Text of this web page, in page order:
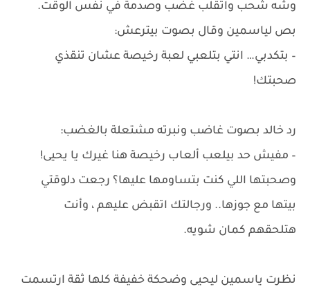
وشه شحب واتقلب غضب وصدمة في نفس الوقت.
بص لياسمين وقال بصوت بيترعش:
– بتكدبي… انتي بتلعبي لعبة رخيصة عشان تنقذي
صحبتك!
رد خالد بصوت غاضب ونبرته مشتعلة بالغضب:
– مفيش حد بيلعب ألعاب رخيصة هنا غيرك يا يحيى!
وصحبتها اللي كنت بتساومها عليها؟ رجعت دلوقتي
بيتها مع جوزها.. ورجالتك اتقبض عليهم ، وأنت
هتلحقهم كمان شويه.
نظرت ياسمين ليحيى وضحكة خفيفة كلها ثقة ارتسمت